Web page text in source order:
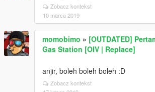
Zobacz kontekst
10 marca 2019
momobimo » [OUTDATED]
Gas Station [OIV | Replace]
anjir, boleh boleh boleh :D
Zobacz kontekst